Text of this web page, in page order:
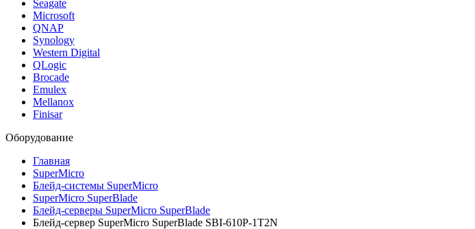
Seagate
Microsoft
QNAP
Synology
Western Digital
QLogic
Brocade
Emulex
Mellanox
Finisar
Оборудование
Главная
SuperMicro
Блейд-системы SuperMicro
SuperMicro SuperBlade
Блейд-серверы SuperMicro SuperBlade
Блейд-сервер SuperMicro SuperBlade SBI-610P-1T2N